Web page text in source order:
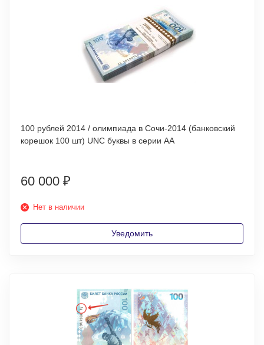
100 рублей 2014 / олимпиада в Сочи-2014 (банковский
корешок 100 шт) UNC буквы в серии АА
60 000 ₽
Нет в наличии
Уведомить